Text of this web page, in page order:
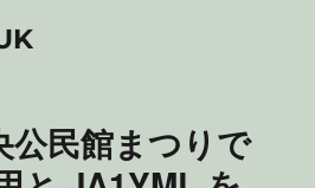
公民館まつりで